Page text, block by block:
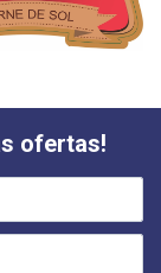
ofertas!